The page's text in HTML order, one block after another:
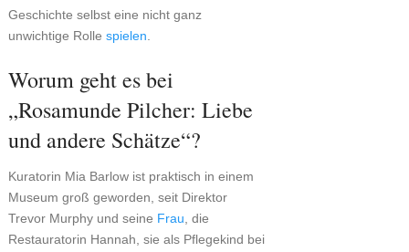
Geschichte selbst eine nicht ganz
unwichtige Rolle spielen
Worum geht es bei
„Rosamunde Pilcher: Liebe
und andere Schätze“?
Kuratorin Mia Barlow ist praktisch in einem
Museum groß geworden, seit Direktor
Trevor Murphy und seine Frau , die
Restauratorin Hannah, sie als Pflegekind bei